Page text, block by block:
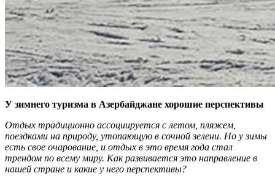
У зимнего туризма в Азербайджане хорошие перспективы
Отдых традиционно ассоциируется с летом, пляжем,
поездками на природу, утопающую в сочной зелени. Но у зимы
есть свое очарование, и отдых в это время года стал
трендом по всему миру. Как развивается это направление в
нашей стране и какие у него перспективы?